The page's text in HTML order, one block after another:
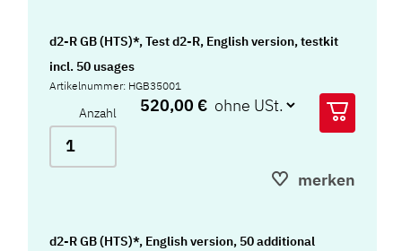
d2-R GB (HTS)*, Test d2-R, English version, testkit
incl. 50 usages
Artikelnummer: HGB35001
Anzahl 520,00 €
merken
d2-R GB (HTS)*, English version, 50 additional